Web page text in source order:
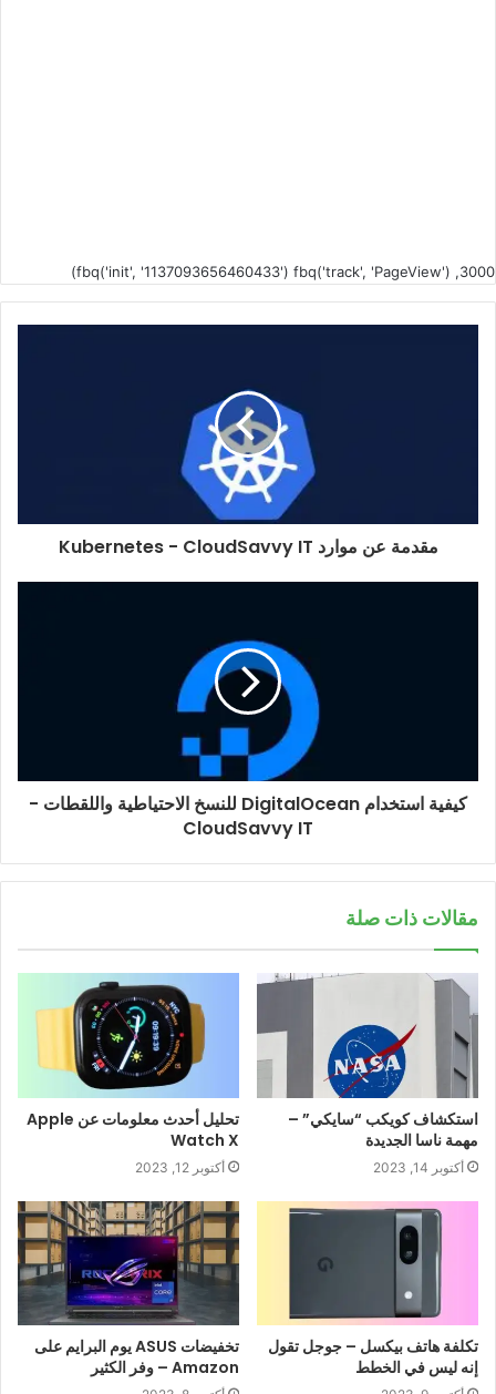
fbq('init', '1137093656460433') fbq('track', 'PageView') ,3000)
مقدمة عن موارد Kubernetes - CloudSavvy IT
كيفية استخدام DigitalOcean للنسخ الاحتياطية واللقطات -
CloudSavvy IT
مقالات ذات صلة
استكشاف كويكب “سايكي” –
مهمة ناسا الجديدة
أكتوبر 14, 2023
تحليل أحدث معلومات عن Apple
Watch X
أكتوبر 12, 2023
تكلفة هاتف بيكسل – جوجل تقول
إنه ليس في الخطط
تخفيضات ASUS يوم البرايم على
Amazon – وفر الكثير